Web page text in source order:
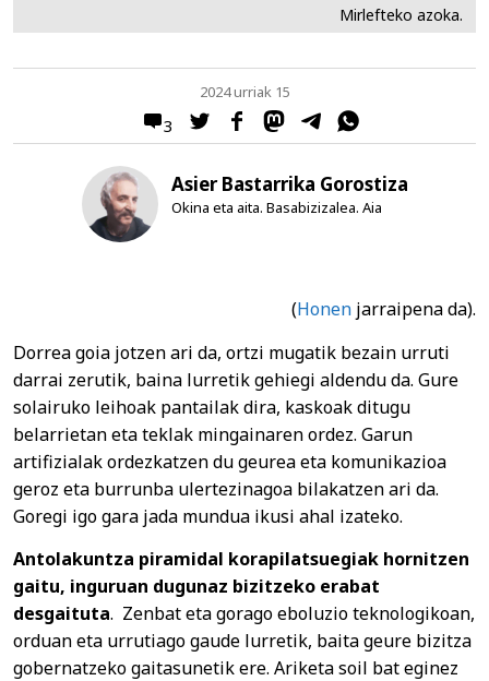
Mirlefteko azoka.
3
2024 urriak 15
Asier Bastarrika Gorostiza
Okina eta aita. Basabizizalea. Aia
(Honen jarraipena da).
Dorrea goia jotzen ari da, ortzi mugatik bezain urruti
darrai zerutik, baina lurretik gehiegi aldendu da. Gure
solairuko leihoak pantailak dira, kaskoak ditugu
belarrietan eta teklak mingainaren ordez. Garun
artifizialak ordezkatzen du geurea eta komunikazioa
geroz eta burrunba ulertezinagoa bilakatzen ari da.
Goregi igo gara jada mundua ikusi ahal izateko.
Antolakuntza piramidal korapilatsuegiak hornitzen
gaitu, inguruan dugunaz bizitzeko erabat
desgaituta. Zenbat eta gorago eboluzio teknologikoan,
orduan eta urrutiago gaude lurretik, baita geure bizitza
gobernatzeko gaitasunetik ere. Ariketa soil bat eginez